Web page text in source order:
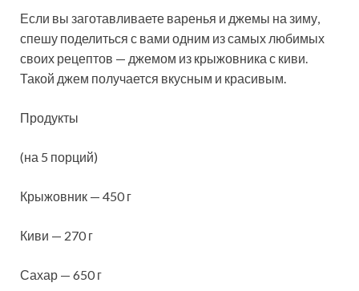
Если вы заготавливаете варенья и джемы на зиму,
спешу поделиться с вами одним из самых любимых
своих рецептов — джемом из крыжовника с киви.
Такой джем получается вкусным и красивым.
Продукты
(на 5 порций)
Крыжовник — 450 г
Киви — 270 г
Сахар — 650 г